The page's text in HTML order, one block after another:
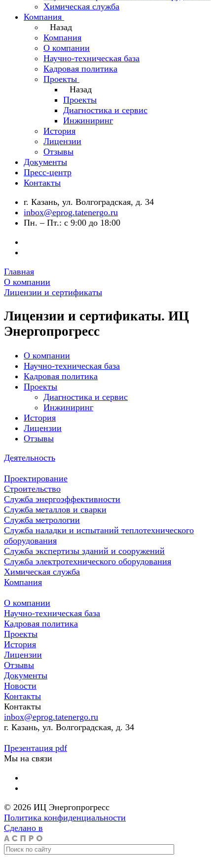
Химическая служба
Компания
Назад
Компания
О компании
Научно-техническая база
Кадровая политика
Проекты
Назад
Проекты
Диагностика и сервис
Инжиниринг
История
Лицензии
Отзывы
Документы
Пресс-центр
Контакты
г. Казань, ул. Волгоградская, д. 34
inbox@eprog.tatenergo.ru
Пн. – Пт.: с 9:00 до 18:00
Главная
О компании
Лицензии и сертификаты
Лицензии и сертификаты. ИЦ
Энергопрогресс
О компании
Научно-техническая база
Кадровая политика
Проекты
Диагностика и сервис
Инжиниринг
История
Лицензии
Отзывы
Деятельность
Проектирование
Строительство
Служба энергоэффективности
Служба металлов и сварки
Служба метрологии
Служба наладки и испытаний теплотехнического
оборудования
Служба экспертизы зданий и сооружений
Служба электротехнического оборудования
Химическая служба
Компания
О компании
Научно-техническая база
Кадровая политика
Проекты
История
Лицензии
Отзывы
Документы
Новости
Контакты
Контакты
inbox@eprog.tatenergo.ru
г. Казань, ул. Волгоградская, д. 34
Презентация pdf
Мы на связи
© 2026 ИЦ Энергопрогресс
Политика конфиденциальности
Сделано в